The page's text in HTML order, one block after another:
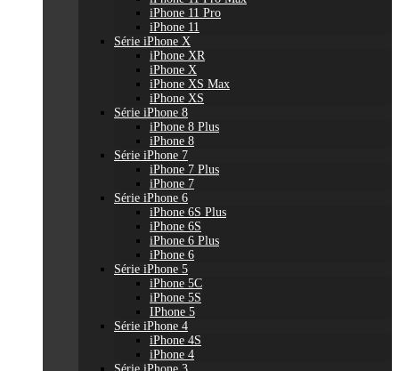
iPhone 11 Pro
iPhone 11
Série iPhone X
iPhone XR
iPhone X
iPhone XS Max
iPhone XS
Série iPhone 8
iPhone 8 Plus
iPhone 8
Série iPhone 7
iPhone 7 Plus
iPhone 7
Série iPhone 6
iPhone 6S Plus
iPhone 6S
iPhone 6 Plus
iPhone 6
Série iPhone 5
iPhone 5C
iPhone 5S
IPhone 5
Série iPhone 4
iPhone 4S
iPhone 4